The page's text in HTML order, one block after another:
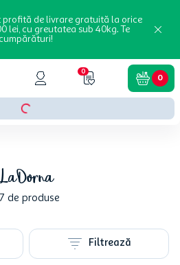
profită de livrare gratuită la orice
lei, cu greutatea sub 40kg. Te
0
0
de produse
Filtrează